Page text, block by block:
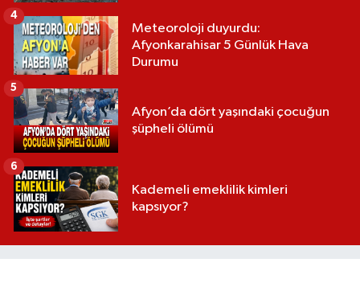
Meteoroloji duyurdu:
Afyonkarahisar 5 Günlük Hava
Durumu
4
Afyon’da dört yaşındaki çocuğun
şüpheli ölümü
5
Kademeli emeklilik kimleri
kapsıyor?
6